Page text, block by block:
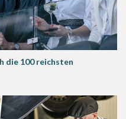
die 100 reichsten